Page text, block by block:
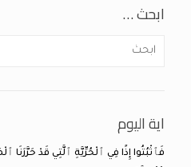
ابحث …
اية اليوم
فَٱثْبُتُوا إِذًا فِي ٱلْحُرِّيَّةِ ٱلَّتِي قَدْ حَرَّرَنَا